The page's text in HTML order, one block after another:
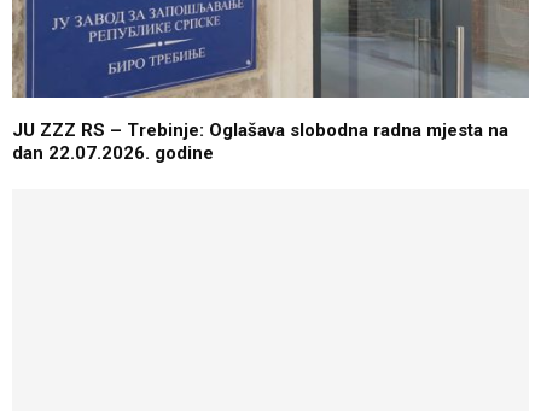
JU ZZZ RS – Trebinje: Oglašava slobodna radna mjesta na
dan 22.07.2026. godine